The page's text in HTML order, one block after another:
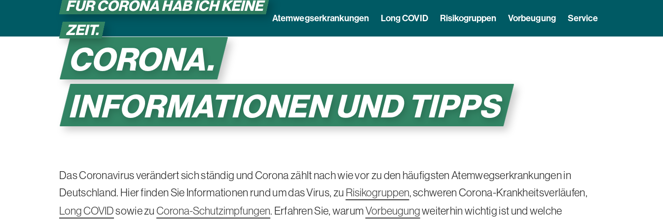
FÜR CORONA HAB ICH KEINE
ZEIT.
Atemwegserkrankungen Long COVID Risikogruppen Vorbeugung Service
CORONA.
INFORMATIONEN UND TIPPS
Das Coronavirus verändert sich ständig und Corona zählt nach wie vor zu den häufigsten Atemwegserkrankungen in
Deutschland. Hier finden Sie Informationen rund um das Virus, zu Risikogruppen, schweren Corona-Krankheitsverläufen,
Long COVIDsowie zu Corona-Schutzimpfungen. Erfahren Sie, warumVorbeugungweiterhin wichtig ist und welche